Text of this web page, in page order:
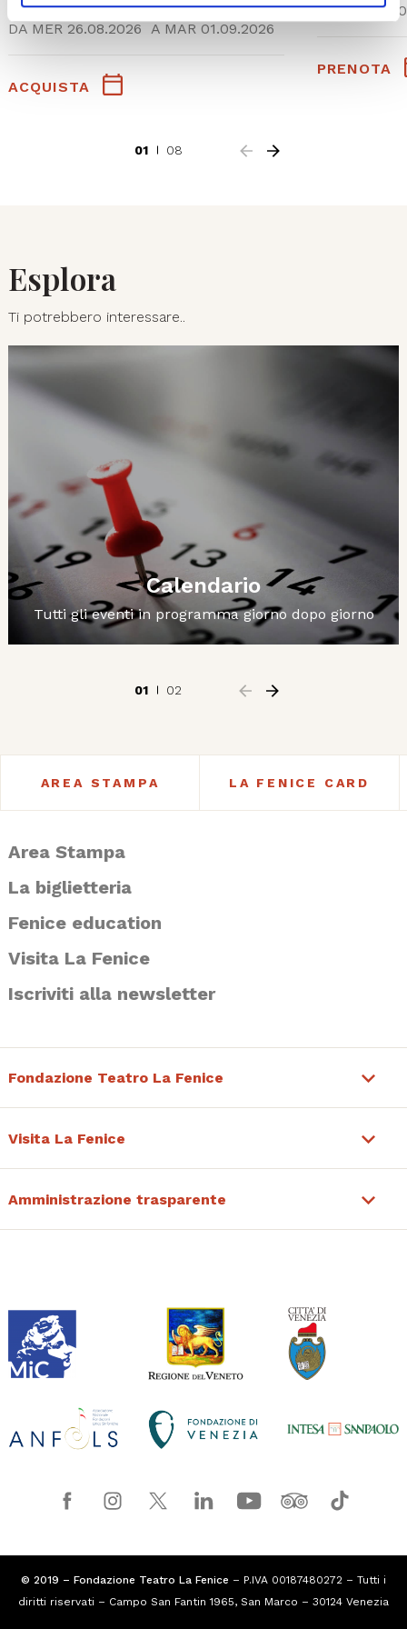
DA MER 26.08.2026 A MAR 01.09.2026
ACQUISTA
SAB
PRENOTA
01 08
Esplora
Ti potrebbero interessare..
Calendario
Tutti gli eventi in programma giorno dopo giorno
01 02
AREA STAMPA LA FENICE CARD
Area Stampa
La biglietteria
Fenice education
Visita La Fenice
Iscriviti alla newsletter
Fondazione Teatro La Fenice
Visita La Fenice
Amministrazione trasparente
© 2019 – Fondazione Teatro La Fenice – P.IVA 00187480272 – Tutti i
diritti riservati – Campo San Fantin 1965, San Marco – 30124 Venezia